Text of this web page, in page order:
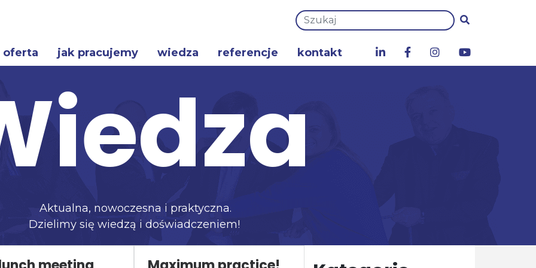
oferta jak pracujemy wiedza referencje kontakt
Aktualna, nowoczesna i praktyczna.
Dzielimy się wiedzą i doświadczeniem!